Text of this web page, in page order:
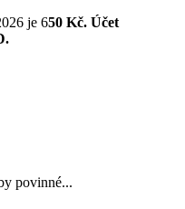
je 650 Kč. Účet
povinné...